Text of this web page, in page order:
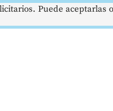
Puede aceptarlas